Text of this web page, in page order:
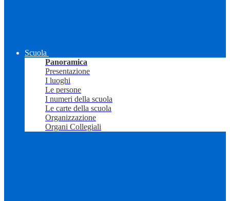
Scuola
Panoramica
Presentazione
I luoghi
Le persone
I numeri della scuola
Le carte della scuola
Organizzazione
Organi Collegiali